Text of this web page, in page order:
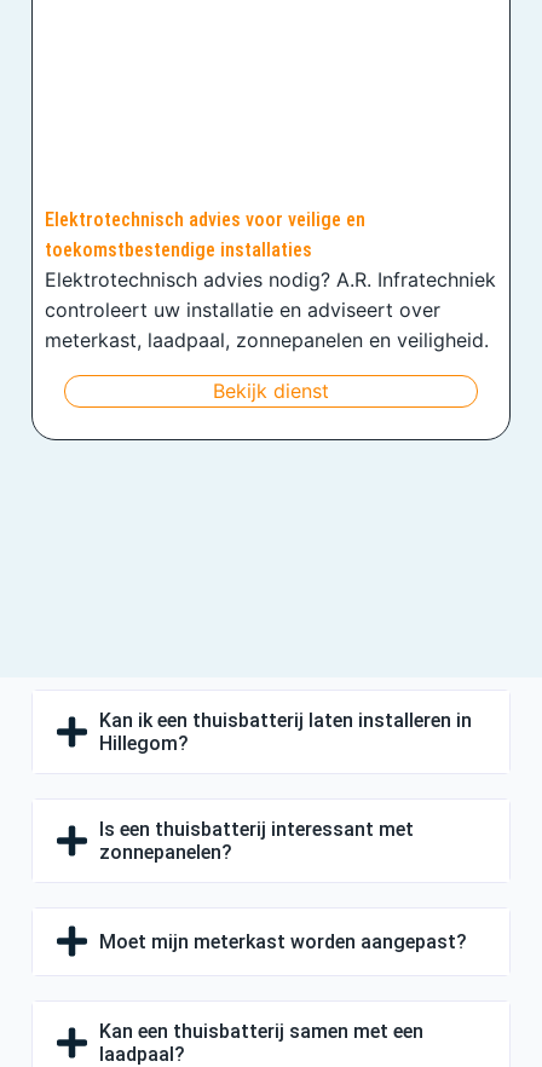
Elektrotechnisch advies voor veilige en
toekomstbestendige installaties
Elektrotechnisch advies nodig? A.R. Infratechniek
controleert uw installatie en adviseert over
meterkast, laadpaal, zonnepanelen en veiligheid.
Bekijk dienst
Kan ik een thuisbatterij laten installeren in
Hillegom?
Is een thuisbatterij interessant met
zonnepanelen?
Moet mijn meterkast worden aangepast?
Kan een thuisbatterij samen met een
laadpaal?